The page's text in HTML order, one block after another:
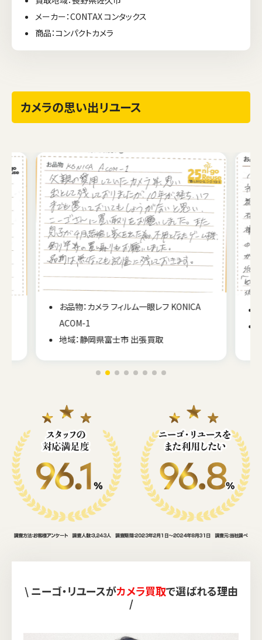
メーカー：CONTAX コンタックス
商品：コンパクトカメラ
カメラの思い出リユース
お品物：カメラ デジタル一眼レフ Nikon D810
地域：広島県広島市 出張買取
\ ニーゴ・リユースがカメラ買取で選ばれる理由
/